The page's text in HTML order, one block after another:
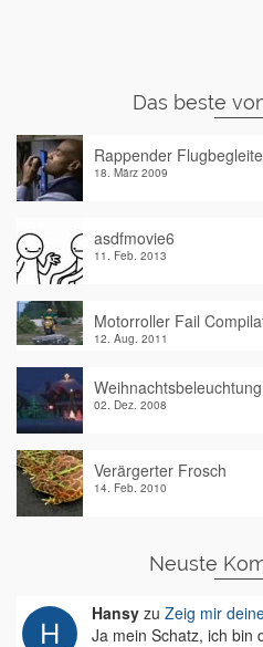
Das beste
Rappender
18. März 2009
asdfmovie6
11. Feb. 2013
Motorroller Fail
12. Aug. 2011
02. Dez. 2008
Verärgerter Frosch
14. Feb. 2010
Neuste
Hansy zu Zeig mir
Ja mein Schatz, ich bin